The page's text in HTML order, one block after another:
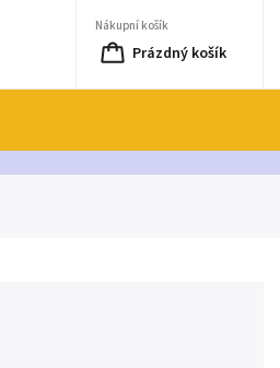
Nákupní košík
Prázdný košík